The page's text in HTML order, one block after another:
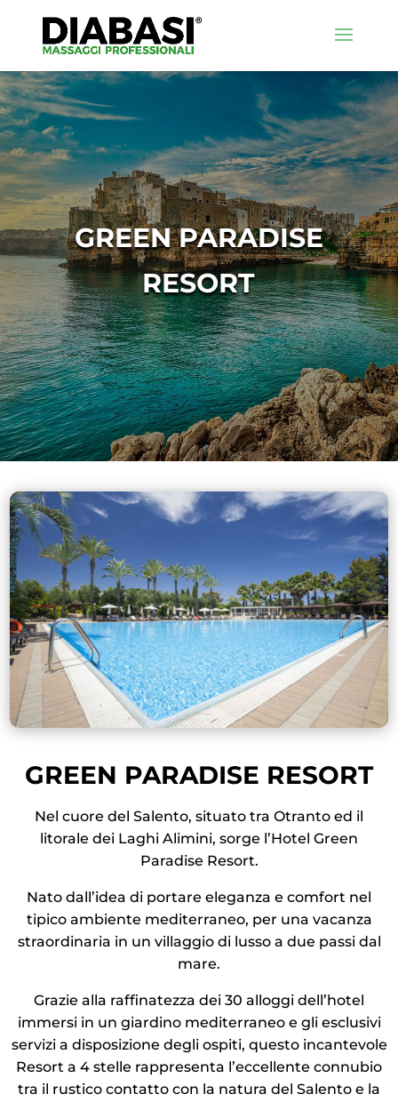
GREEN PARADISE
RESORT
GREEN PARADISE RESORT
Nel cuore del Salento, situato tra Otranto ed il
litorale dei Laghi Alimini, sorge l’Hotel Green
Paradise Resort.
Nato dall’idea di portare eleganza e comfort nel
tipico ambiente mediterraneo, per una vacanza
straordinaria in un villaggio di lusso a due passi dal
mare.
Grazie alla raffinatezza dei 30 alloggi dell’hotel
immersi in un giardino mediterraneo e gli esclusivi
servizi a disposizione degli ospiti, questo incantevole
Resort a 4 stelle rappresenta l’eccellente connubio
tra il rustico contatto con la natura del Salento e la